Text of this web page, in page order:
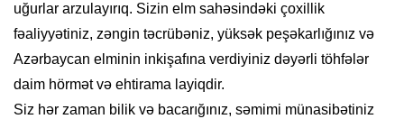
uğurlar arzulayırıq. Sizin elm sahəsindəki çoxillik
fəaliyyətiniz, zəngin təcrübəniz, yüksək peşəkarlığınız və
Azərbaycan elminin inkişafına verdiyiniz dəyərli töhfələr
daim hörmət və ehtirama layiqdir.
Siz hər zaman bilik və bacarığınız, səmimi münasibətiniz